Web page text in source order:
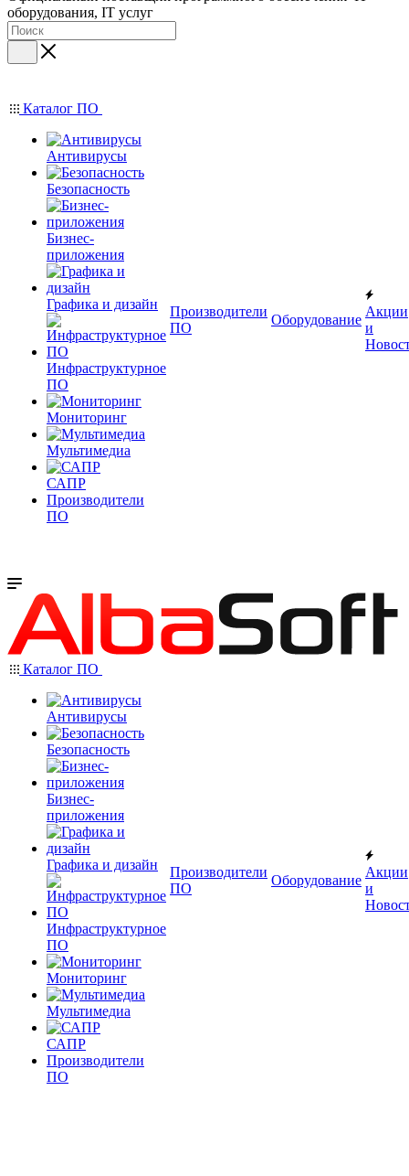
оборудования, IT услуг
Каталог ПО
Антивирусы
Безопасность
Бизнес-
приложения
Графика и дизайн
Инфраструктурное
ПО
Мониторинг
Мультимедиа
САПР
Производители
ПО
Производители
ПО
Оборудование
Акции
и
Каталог ПО
Антивирусы
Безопасность
Бизнес-
приложения
Графика и дизайн
Инфраструктурное
ПО
Мониторинг
Мультимедиа
САПР
Производители
ПО
Производители
ПО
Оборудование
Акции
и